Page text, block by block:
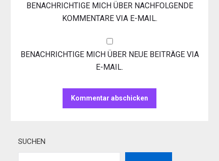
BENACHRICHTIGE MICH ÜBER NACHFOLGENDE
KOMMENTARE VIA E-MAIL.
BENACHRICHTIGE MICH ÜBER NEUE BEITRÄGE VIA
E-MAIL.
SUCHEN